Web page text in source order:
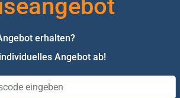
erhalten?
Angebot ab!